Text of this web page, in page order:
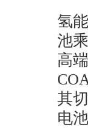
氢
池
高
其
电